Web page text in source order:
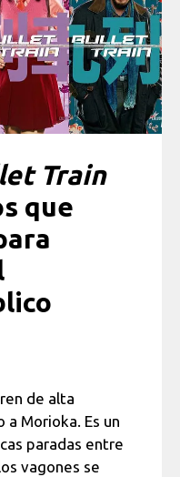
Train
que
de alta
Morioka. Es un
paradas entre
vagones se